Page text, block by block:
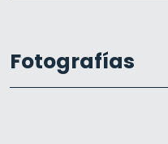
Fotografías